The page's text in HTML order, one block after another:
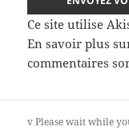
Ce site utilise
En savoir plus
commentaires
vPlease wait while